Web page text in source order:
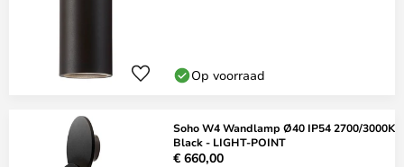
Op voorraad
Soho W4 Wandlamp Ø40 IP54 2700/3000K
Black - LIGHT-POINT
€ 660,00